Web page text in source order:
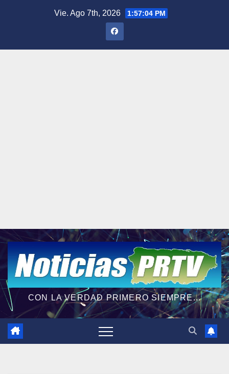
Vie. Ago 7th, 2026 1:57:05 PM
CON LA VERDAD PRIMERO SIEMPRE...